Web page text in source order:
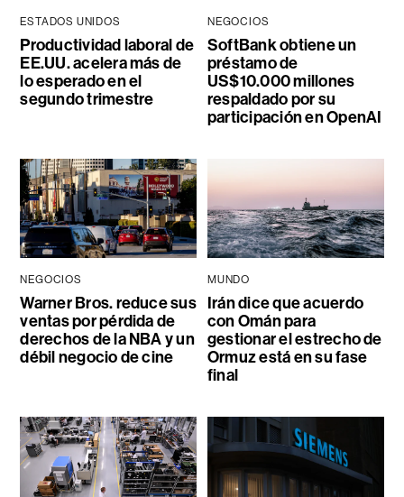
ESTADOS UNIDOS
Productividad laboral de
EE.UU. acelera más de
lo esperado en el
segundo trimestre
NEGOCIOS
SoftBank obtiene un
préstamo de
US$10.000 millones
respaldado por su
participación en OpenAI
NEGOCIOS
Warner Bros. reduce sus
ventas por pérdida de
derechos de la NBA y un
débil negocio de cine
MUNDO
Irán dice que acuerdo
con Omán para
gestionar el estrecho de
Ormuz está en su fase
final